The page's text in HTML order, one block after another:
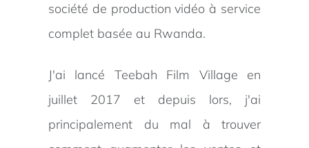
société de production vidéo à service
complet basée au Rwanda.
J'ai lancé Teebah Film Village en
juillet 2017 et depuis lors, j'ai
principalement du mal à trouver